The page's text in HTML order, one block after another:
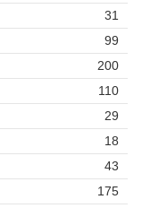
31
99
200
110
29
18
43
175